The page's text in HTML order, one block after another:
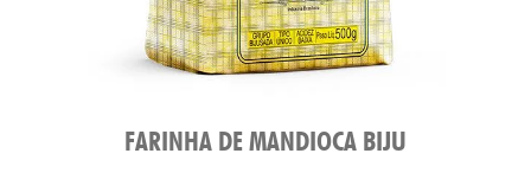
FARINHA DE MANDIOCA BIJU